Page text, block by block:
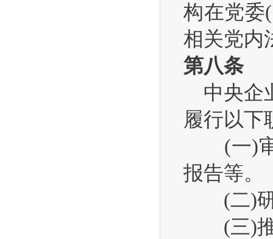
构在党委
相关党内
第八条
中央企
履行以下
(一)审
报告等。
(二)研
(三)推